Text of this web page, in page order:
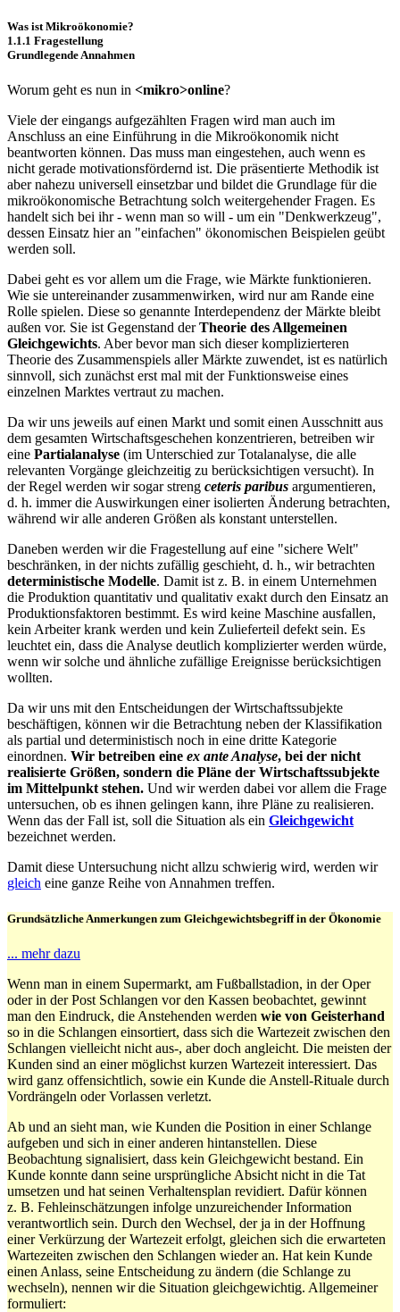
Was ist Mikroökonomie?
1.1.1 Fragestellung
Grundlegende Annahmen
Worum geht es nun in <mikro>online?
Viele der eingangs aufgezählten Fragen wird man auch im
Anschluss an eine Einführung in die Mikroökonomik nicht
beantworten können. Das muss man eingestehen, auch wenn es
nicht gerade motivationsfördernd ist. Die präsentierte Methodik ist
aber nahezu universell einsetzbar und bildet die Grundlage für die
mikroökonomische Betrachtung solch weitergehender Fragen. Es
handelt sich bei ihr - wenn man so will - um ein "Denkwerkzeug",
dessen Einsatz hier an "einfachen" ökonomischen Beispielen geübt
werden soll.
Dabei geht es vor allem um die Frage, wie Märkte funktionieren.
Wie sie untereinander zusammenwirken, wird nur am Rande eine
Rolle spielen. Diese so genannte Interdependenz der Märkte bleibt
außen vor. Sie ist Gegenstand derTheorie des Allgemeinen
Gleichgewichts. Aber bevor man sich dieser komplizierteren
Theorie des Zusammenspiels aller Märkte zuwendet, ist es natürlich
sinnvoll, sich zunächst erst mal mit der Funktionsweise eines
einzelnen Marktes vertraut zu machen.
Da wir uns jeweils auf einen Markt und somit einen Ausschnitt aus
dem gesamten Wirtschaftsgeschehen konzentrieren, betreiben wir
eine Partialanalyse (im Unterschied zur Totalanalyse, die alle
relevanten Vorgänge gleichzeitig zu berücksichtigen versucht). In
der Regel werden wir sogar streng ceteris paribus argumentieren,
d. h. immer die Auswirkungen einer isolierten Änderung betrachten,
während wir alle anderen Größen als konstant unterstellen.
Daneben werden wir die Fragestellung auf eine "sichere Welt"
beschränken, in der nichts zufällig geschieht, d. h., wir betrachten
deterministische Modelle. Damit ist z. B. in einem Unternehmen
die Produktion quantitativ und qualitativ exakt durch den Einsatz an
Produktionsfaktoren bestimmt. Es wird keine Maschine ausfallen,
kein Arbeiter krank werden und kein Zulieferteil defekt sein. Es
leuchtet ein, dass die Analyse deutlich komplizierter werden würde,
wenn wir solche und ähnliche zufällige Ereignisse berücksichtigen
wollten.
Da wir uns mit den Entscheidungen der Wirtschaftssubjekte
beschäftigen, können wir die Betrachtung neben der Klassifikation
als partial und deterministisch noch in eine dritte Kategorie
einordnen. Wir betreiben eine ex ante Analyse, bei der nicht
realisierte Größen, sondern die Pläne der Wirtschaftssubjekte
im Mittelpunkt stehen. Und wir werden dabei vor allem die Frage
untersuchen, ob es ihnen gelingen kann, ihre Pläne zu realisieren.
Wenn das der Fall ist, soll die Situation als ein Gleichgewicht
bezeichnet werden.
Damit diese Untersuchung nicht allzu schwierig wird, werden wir
gleich eine ganze Reihe von Annahmen treffen.
Grundsätzliche Anmerkungen zum Gleichgewichtsbegriff in der Ökonomie
... mehr dazu
Wenn man in einem Supermarkt, am Fußballstadion, in der Oper
oder in der Post Schlangen vor den Kassen beobachtet, gewinnt
man den Eindruck, die Anstehenden werden wie von Geisterhand
so in die Schlangen einsortiert, dass sich die Wartezeit zwischen den
Schlangen vielleicht nicht aus-, aber doch angleicht. Die meisten der
Kunden sind an einer möglichst kurzen Wartezeit interessiert. Das
wird ganz offensichtlich, sowie ein Kunde die Anstell-Rituale durch
Vordrängeln oder Vorlassen verletzt.
Ab und an sieht man, wie Kunden die Position in einer Schlange
aufgeben und sich in einer anderen hintanstellen. Diese
Beobachtung signalisiert, dass kein Gleichgewicht bestand. Ein
Kunde konnte dann seine ursprüngliche Absicht nicht in die Tat
umsetzen und hat seinen Verhaltensplan revidiert. Dafür können
z. B. Fehleinschätzungen infolge unzureichender Information
verantwortlich sein. Durch den Wechsel, der ja in der Hoffnung
einer Verkürzung der Wartezeit erfolgt, gleichen sich die erwarteten
Wartezeiten zwischen den Schlangen wieder an. Hat kein Kunde
einen Anlass, seine Entscheidung zu ändern (die Schlange zu
wechseln), nennen wir die Situation gleichgewichtig. Allgemeiner
formuliert: